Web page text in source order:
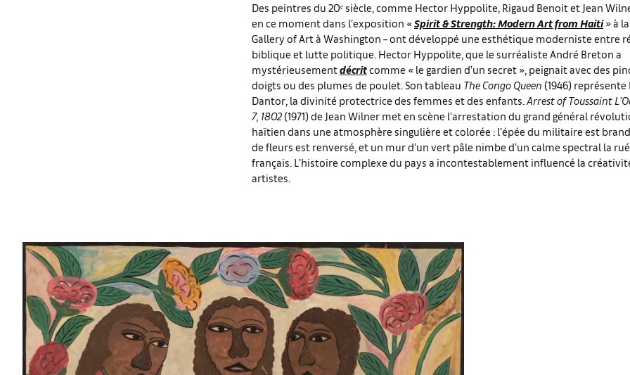
Des peintres du 20ᵉ siècle, comme Hector Hyppolite, Rigaud Benoit et Jean
en ce moment dans l’exposition «Spirit & Strength: Modern Art from Haiti» à
Gallery of Art à Washington – ont développé une esthétique moderniste entre
biblique et lutte politique. Hector Hyppolite, que le surréaliste André Breton a
mystérieusementdécritcomme « le gardien d’un secret », peignait avec des
doigts ou des plumes de poulet. Son tableau The Congo Queen (1946) représente
Dantor, la divinité protectrice des femmes et des enfants. Arrest of Toussaint
7, 1802 (1971) de Jean Wilner met en scène l’arrestation du grand général
haïtien dans une atmosphère singulière et colorée : l’épée du militaire est
de fleurs est renversé, et un mur d’un vert pâle nimbe d’un calme spectral la
français. L’histoire complexe du pays a incontestablement influencé la
artistes.